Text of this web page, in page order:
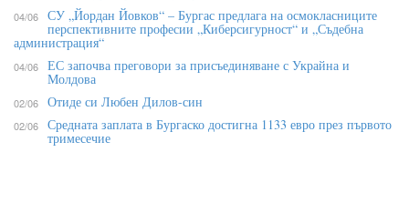
04/06 СУ „Йордан Йовков“ – Бургас предлага на осмокласниците
перспективните професии „Киберсигурност“ и „Съдебна
администрация“
04/06 ЕС започва преговори за присъединяване с Украйна и
Молдова
02/06 Отиде си Любен Дилов-син
02/06 Средната заплата в Бургаско достигна 1133 евро през първото
тримесечие